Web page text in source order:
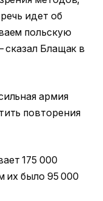
идет об
польскую
сказал Блащак в
армия
повторения
175 000
их было 95 000